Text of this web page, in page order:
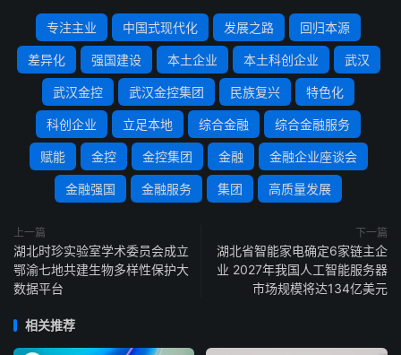
专注主业 中国式现代化 发展之路 回归本源
差异化 强国建设 本土企业 本土科创企业 武汉
武汉金控 武汉金控集团 民族复兴 特色化
科创企业 立足本地 综合金融 综合金融服务
赋能 金控 金控集团 金融 金融企业座谈会
金融强国 金融服务 集团 高质量发展
上一篇
湖北时珍实验室学术委员会成立
鄂渝七地共建生物多样性保护大
数据平台
下一篇
湖北省智能家电确定6家链主企
业 2027年我国人工智能服务器
市场规模将达134亿美元
相关推荐